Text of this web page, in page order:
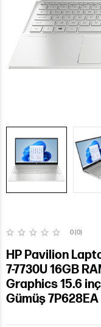
0 (0)
HP Pavilion
7-7730U 16GB
Graphics 15.6
Gümüş 7P628EA